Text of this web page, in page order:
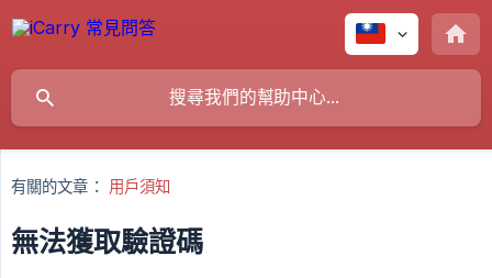
有關的文章： 用戶須知
無法獲取驗證碼